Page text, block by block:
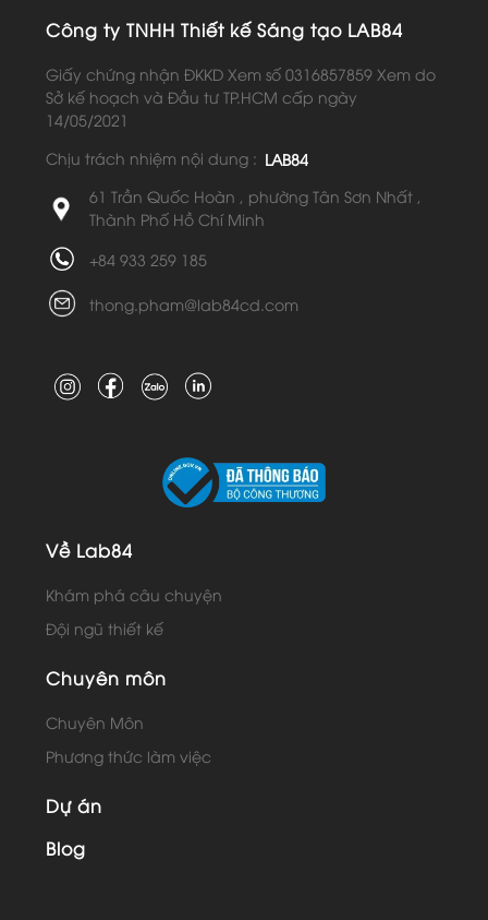
Công ty TNHH Thiết kế Sáng tạo LAB84
Giấy chứng nhận ĐKKD Xem số 0316857859 Xem do
Sở kế hoạch và Đầu tư TP.HCM cấp ngày
14/05/2021
Chịu trách nhiệm nội dung : LAB84
61 Trần Quốc Hoàn , phường Tân Sơn Nhất ,
Thành Phố Hồ Chí Minh
+84 933 259 185
thong.pham@lab84cd.com
Về Lab84
Khám phá câu chuyện
Đội ngũ thiết kế
Chuyên môn
Chuyên Môn
Phương thức làm việc
Dự án
Blog